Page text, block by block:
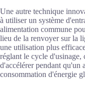
Une autre technique
à utiliser un système
alimentation commune
lieu de la renvoyer sur la
une utilisation plus
réglant le cycle d'usinage,
d'accélérer pendant qu'un
consommation d'énergie